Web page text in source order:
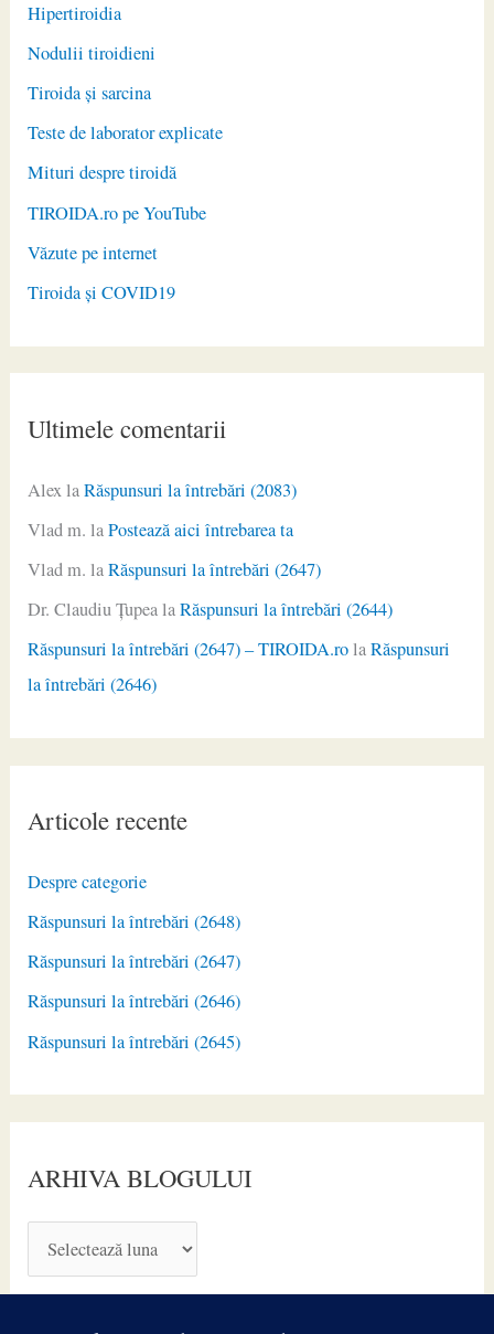
Hipertiroidia
Nodulii tiroidieni
Tiroida și sarcina
Teste de laborator explicate
Mituri despre tiroidă
TIROIDA.ro pe YouTube
Văzute pe internet
Tiroida și COVID19
Ultimele comentarii
AlexlaRăspunsuri la întrebări (2083)
Vlad m. laPostează aici întrebarea ta
Vlad m. laRăspunsuri la întrebări (2647)
Dr. Claudiu ŢupealaRăspunsuri la întrebări (2644)
Răspunsuri la întrebări (2647) – TIROIDA.rolaRăspunsuri
la întrebări (2646)
Articole recente
Despre categorie
Răspunsuri la întrebări (2648)
Răspunsuri la întrebări (2647)
Răspunsuri la întrebări (2646)
Răspunsuri la întrebări (2645)
ARHIVA BLOGULUI
R